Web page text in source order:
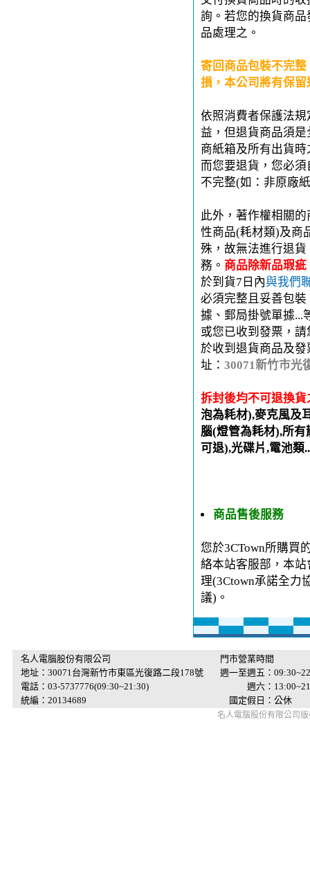
詢。若您的換貨商
品處理之。
寄回商品包裝不完
損，本公司將有保
依照消費者保護法
益，但退貨商品須
商紙箱及所有出貨
而您要退貨，您必
不完整(如：非原廠
此外，著作權相關
性商品(耗材類)及商
殊，故無法進行退
務。 商品除新品瑕
於到貨7日內與我們
必須完整且妥善包
據、郵局掛號單據...
或您已收到發票，
於收到退貨商品及
址： 30071新竹市光
拆封後均不可退換
泡為耗材),麥克風及
腦(燈管為耗材),所
可退),光碟片,電池類
商品售後服務
您於3CTown所購買
絡本站客服部，本
理(3Ctown承諾全力
議)。
名人電腦股份有限公司
地址：30071台灣新竹市東區光復路二段178號
電話：03-5737776(09:30~21:30)
統編：20134689
門市營業時間
週一至週五：
週六：
國定假日：公休
名人電腦股份有限公司版